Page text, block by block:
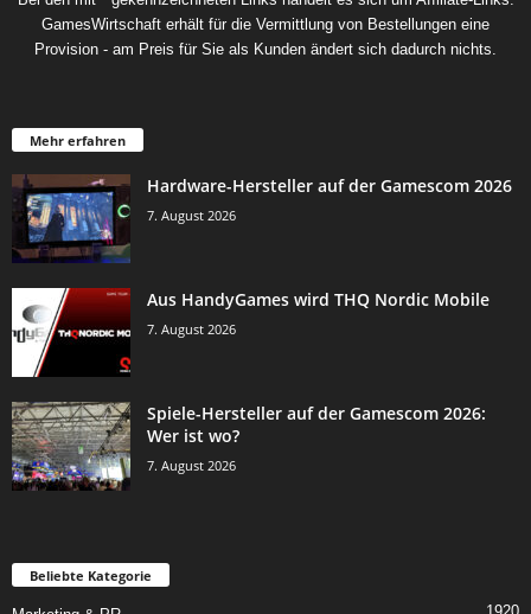
GamesWirtschaft erhält für die Vermittlung von Bestellungen eine
Provision - am Preis für Sie als Kunden ändert sich dadurch nichts.
Mehr erfahren
Hardware-Hersteller auf der Gamescom 2026
7. August 2026
Aus HandyGames wird THQ Nordic Mobile
7. August 2026
Spiele-Hersteller auf der Gamescom 2026:
Wer ist wo?
7. August 2026
Beliebte Kategorie